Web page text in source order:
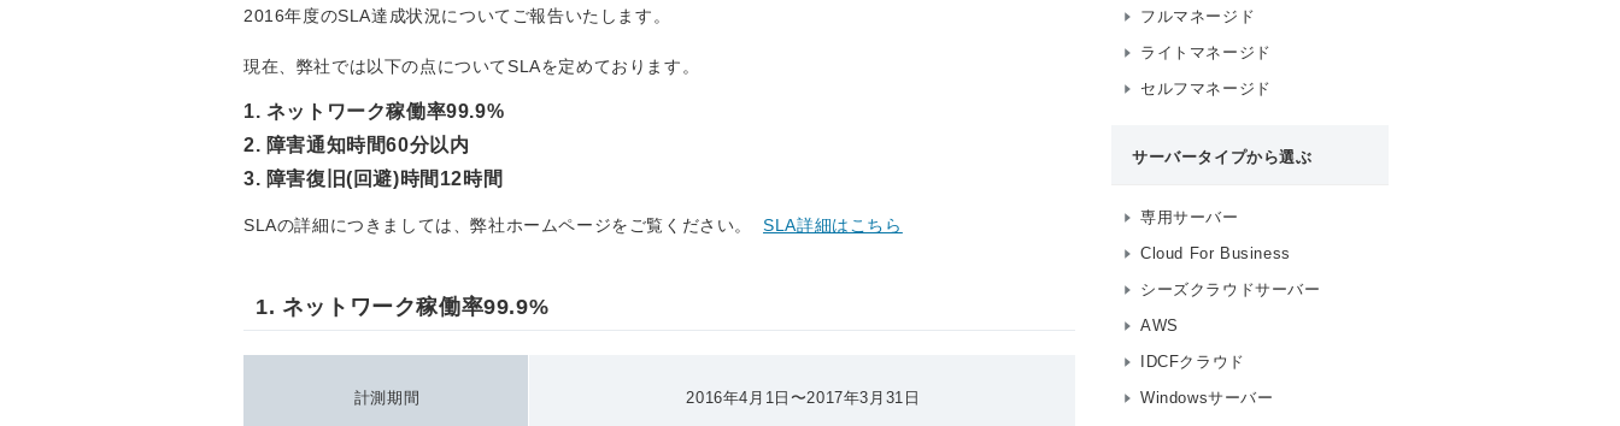
2016年度のSLA達成状況についてご報告いたします。
現在、弊社では以下の点についてSLAを定めております。
1. ネットワーク稼働率99.9%
2. 障害通知時間60分以内
3. 障害復旧(回避)時間12時間
SLAの詳細につきましては、弊社ホームページをご覧ください。SLA詳細はこちら
1. ネットワーク稼働率99.9%
計測期間 2016年4月1日〜2017年3月31日
フルマネージド
ライトマネージド
セルフマネージド
サーバータイプから選ぶ
専用サーバー
Cloud For Business
シーズクラウドサーバー
AWS
IDCFクラウド
Windowsサーバー